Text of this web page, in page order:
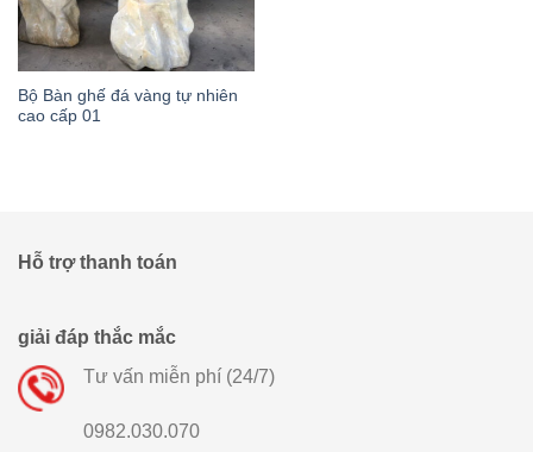
Bộ Bàn ghế đá vàng tự nhiên
cao cấp 01
Hỗ trợ thanh toán
giải đáp thắc mắc
Tư vấn miễn phí (24/7)
0982.030.070